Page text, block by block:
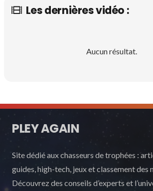
Les dernières vidéo :
Aucun résultat.
PLEY AGAIN
Site dédié aux chasseurs de trophées :
guides, high-tech, jeux et classement des
Découvrez des conseils d’experts et